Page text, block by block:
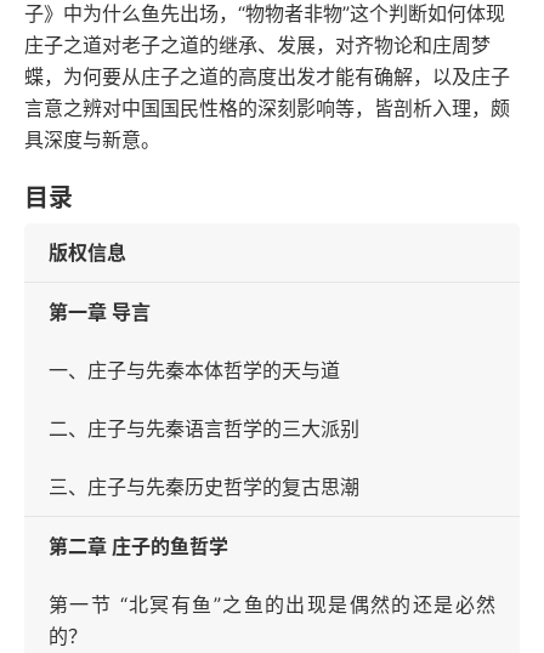
子》中为什么鱼先出场，“物物者非物”这个判断如何体现
庄子之道对老子之道的继承、发展，对齐物论和庄周梦
蝶，为何要从庄子之道的高度出发才能有确解，以及庄子
言意之辨对中国国民性格的深刻影响等，皆剖析入理，颇
具深度与新意。
目录
版权信息
第一章 导言
一、庄子与先秦本体哲学的天与道
二、庄子与先秦语言哲学的三大派别
三、庄子与先秦历史哲学的复古思潮
第二章 庄子的鱼哲学
第一节 “北冥有鱼”之鱼的出现是偶然的还是必然
的？